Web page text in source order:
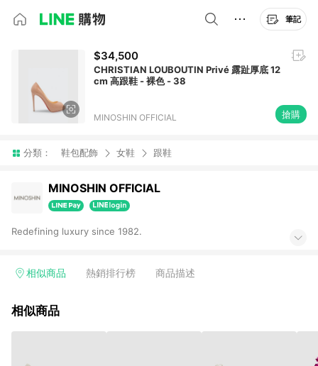
筆記
$34,500
CHRISTIAN LOUBOUTIN Privé 露趾厚底 12
cm 高跟鞋 - 裸色 - 38
MINOSHIN OFFICIAL 搶購
分類： 鞋包配飾 女鞋 跟鞋
MINOSHIN OFFICIAL
Redefining luxury since 1982.
相似商品 熱銷排行榜 商品描述
相似商品